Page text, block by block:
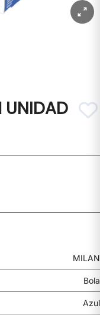
UNIDAD
MILAN
Bola
Azul